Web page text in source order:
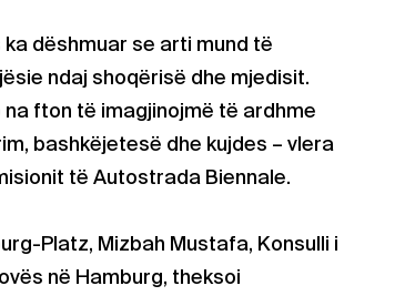
dëshmuar se arti mund të
ndaj shoqërisë dhe mjedisit.
fton të imagjinojmë të ardhme
bashkëjetesë dhe kujdes – vlera
të Autostrada Biennale.
Platz, Mizbah Mustafa, Konsulli i
në Hamburg, theksoi